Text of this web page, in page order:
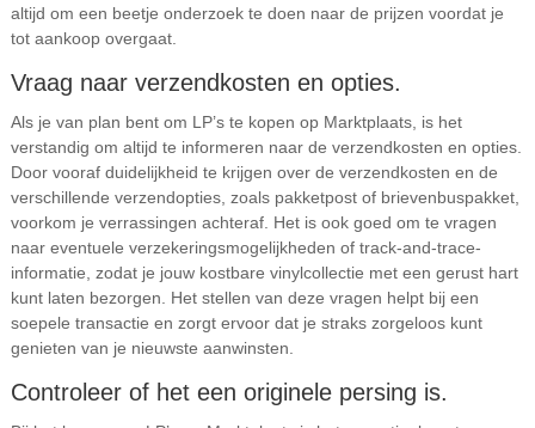
altijd om een beetje onderzoek te doen naar de prijzen voordat je
tot aankoop overgaat.
Vraag naar verzendkosten en opties.
Als je van plan bent om LP’s te kopen op Marktplaats, is het
verstandig om altijd te informeren naar de verzendkosten en opties.
Door vooraf duidelijkheid te krijgen over de verzendkosten en de
verschillende verzendopties, zoals pakketpost of brievenbuspakket,
voorkom je verrassingen achteraf. Het is ook goed om te vragen
naar eventuele verzekeringsmogelijkheden of track-and-trace-
informatie, zodat je jouw kostbare vinylcollectie met een gerust hart
kunt laten bezorgen. Het stellen van deze vragen helpt bij een
soepele transactie en zorgt ervoor dat je straks zorgeloos kunt
genieten van je nieuwste aanwinsten.
Controleer of het een originele persing is.